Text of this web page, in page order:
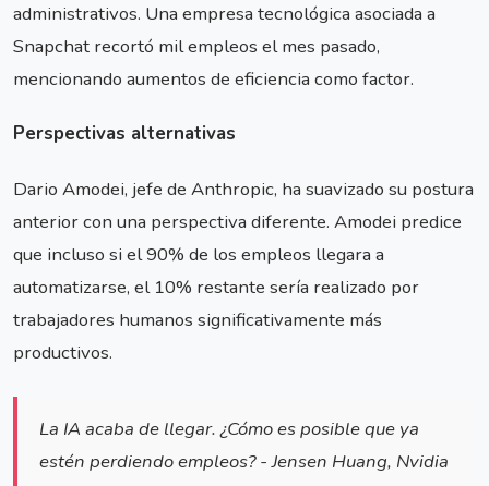
administrativos. Una empresa tecnológica asociada a
Snapchat recortó mil empleos el mes pasado,
mencionando aumentos de eficiencia como factor.
Perspectivas alternativas
Dario Amodei, jefe de Anthropic, ha suavizado su postura
anterior con una perspectiva diferente. Amodei predice
que incluso si el 90% de los empleos llegara a
automatizarse, el 10% restante sería realizado por
trabajadores humanos significativamente más
productivos.
La IA acaba de llegar. ¿Cómo es posible que ya
estén perdiendo empleos? - Jensen Huang, Nvidia